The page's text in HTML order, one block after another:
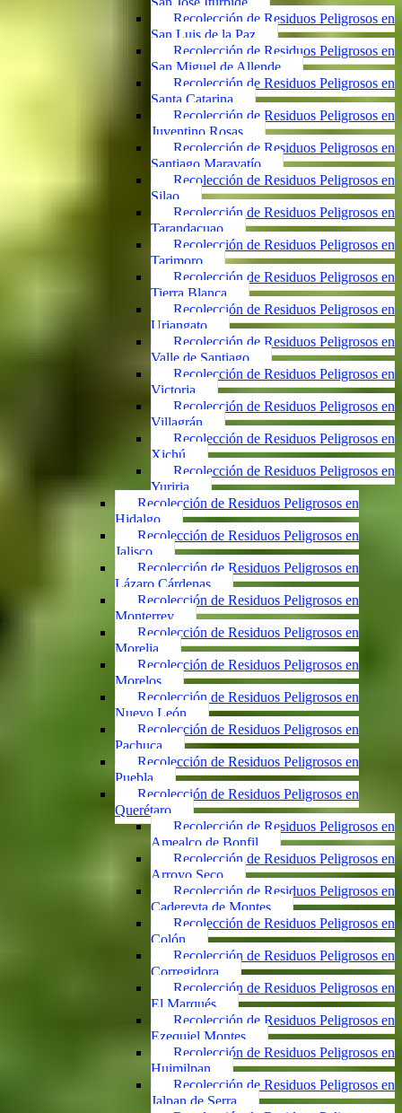
Recolección de Residuos Peligrosos en
San Luis de la Paz
Recolección de Residuos Peligrosos en
San Miguel de Allende
Recolección de Residuos Peligrosos en
Santa Catarina
Recolección de Residuos Peligrosos en
Juventino Rosas
Recolección de Residuos Peligrosos en
Santiago Maravatío
Recolección de Residuos Peligrosos en
Silao
Recolección de Residuos Peligrosos en
Tarandacuao
Recolección de Residuos Peligrosos en
Tarimoro
Recolección de Residuos Peligrosos en
Tierra Blanca
Recolección de Residuos Peligrosos en
Uriangato
Recolección de Residuos Peligrosos en
Valle de Santiago
Recolección de Residuos Peligrosos en
Victoria
Recolección de Residuos Peligrosos en
Villagrán
Recolección de Residuos Peligrosos en
Xichú
Recolección de Residuos Peligrosos en
Yuriria
Recolección de Residuos Peligrosos en
Hidalgo
Recolección de Residuos Peligrosos en
Jalisco
Recolección de Residuos Peligrosos en
Lázaro Cárdenas
Recolección de Residuos Peligrosos en
Monterrey
Recolección de Residuos Peligrosos en
Morelia
Recolección de Residuos Peligrosos en
Morelos
Recolección de Residuos Peligrosos en
Nuevo León
Recolección de Residuos Peligrosos en
Pachuca
Recolección de Residuos Peligrosos en
Puebla
Recolección de Residuos Peligrosos en
Querétaro
Recolección de Residuos Peligrosos en
Amealco de Bonfil
Recolección de Residuos Peligrosos en
Arroyo Seco
Recolección de Residuos Peligrosos en
Cadereyta de Montes
Recolección de Residuos Peligrosos en
Colón
Recolección de Residuos Peligrosos en
Corregidora
Recolección de Residuos Peligrosos en
El Marqués
Recolección de Residuos Peligrosos en
Ezequiel Montes
Recolección de Residuos Peligrosos en
Huimilpan
Recolección de Residuos Peligrosos en
Jalpan de Serra